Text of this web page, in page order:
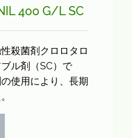
400 G/L SC
殺菌剤クロロタロ
ル剤（SC）で
使用により、長期